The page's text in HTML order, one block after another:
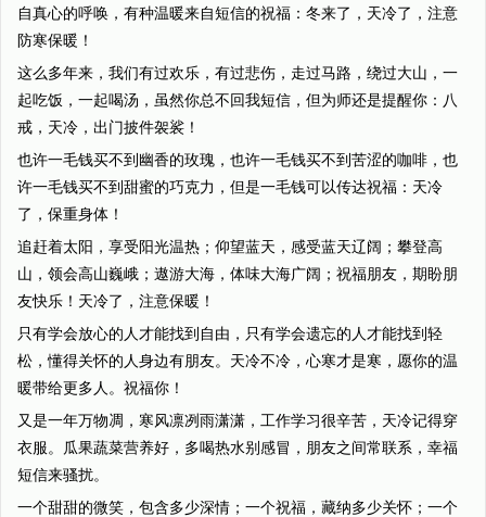
自真心的呼唤，有种温暖来自短信的祝福：冬来了，天冷了，注意
防寒保暖！
这么多年来，我们有过欢乐，有过悲伤，走过马路，绕过大山，一
起吃饭，一起喝汤，虽然你总不回我短信，但为师还是提醒你：八
戒，天冷，出门披件袈裟！
也许一毛钱买不到幽香的玫瑰，也许一毛钱买不到苦涩的咖啡，也
许一毛钱买不到甜蜜的巧克力，但是一毛钱可以传达祝福：天冷
了，保重身体！
追赶着太阳，享受阳光温热；仰望蓝天，感受蓝天辽阔；攀登高
山，领会高山巍峨；遨游大海，体味大海广阔；祝福朋友，期盼朋
友快乐！天冷了，注意保暖！
只有学会放心的人才能找到自由，只有学会遗忘的人才能找到轻
松，懂得关怀的人身边有朋友。天冷不冷，心寒才是寒，愿你的温
暖带给更多人。祝福你！
又是一年万物凋，寒风凛冽雨潇潇，工作学习很辛苦，天冷记得穿
衣服。瓜果蔬菜营养好，多喝热水别感冒，朋友之间常联系，幸福
短信来骚扰。
一个甜甜的微笑，包含多少深情；一个祝福，藏纳多少关怀；一个